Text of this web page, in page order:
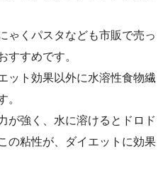
ゃくパスタなども市販で売っ
すすめです。
ット効果以外に水溶性食物繊
。
が強く、水に溶けるとドロド
の粘性が、ダイエットに効果